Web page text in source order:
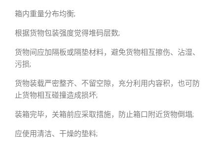
箱内重量分布均衡;
根据货物包装强度觉得堆码层数;
货物间应加隔板或隔垫材料，避免货物相互擦伤、沾湿、
污损;
货物装载严密整齐、不留空隙，充分利用内容积，也可防
止货物相互碰撞造成损坏;
装箱完毕，关箱前应采取措施，防止箱口附近货物倒塌;
应使用清洁、干燥的垫料;